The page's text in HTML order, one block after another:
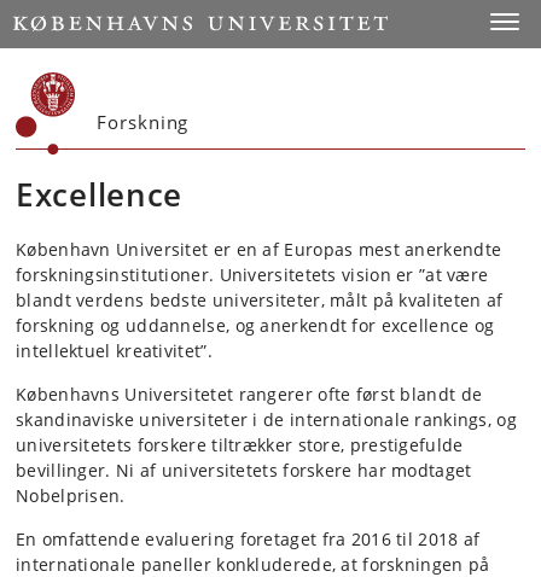
Start
Forskning
Excellence
København Universitet er en af Europas mest anerkendte
forskningsinstitutioner. Universitetets vision er ”at være
blandt verdens bedste universiteter, målt på kvaliteten af
forskning og uddannelse, og anerkendt for excellence og
intellektuel kreativitet”.
Københavns Universitetet rangerer ofte først blandt de
skandinaviske universiteter i de internationale rankings, og
universitetets forskere tiltrækker store, prestigefulde
bevillinger. Ni af universitetets forskere har modtaget
Nobelprisen.
En omfattende evaluering foretaget fra 2016 til 2018 af
internationale paneller konkluderede, at forskningen på